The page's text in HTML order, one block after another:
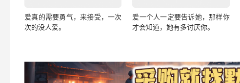
爱真的需要勇气，来接受，一次
次的没人爱。
爱一个人一定要告诉她，那样你
才会知道，她有多讨厌你。